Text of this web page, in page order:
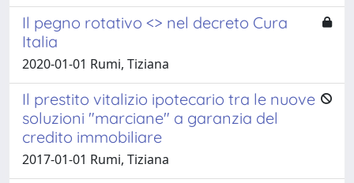
Il pegno rotativo <> nel decreto Cura
Italia
2020-01-01 Rumi, Tiziana
Il prestito vitalizio ipotecario tra le nuove
soluzioni "marciane" a garanzia del
credito immobiliare
2017-01-01 Rumi, Tiziana